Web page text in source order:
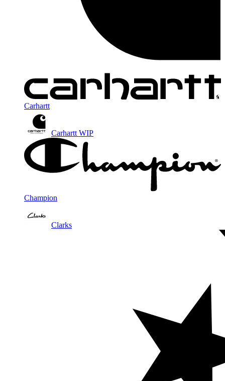
Carhartt
Carhartt WIP
Champion
Clarks